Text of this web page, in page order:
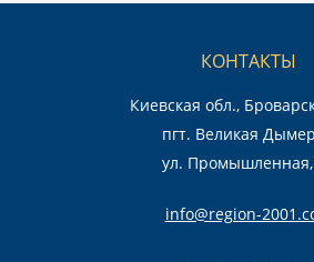
КОНТАКТЫ
Киевская обл.,
пгт. Великая
ул.
info@region-